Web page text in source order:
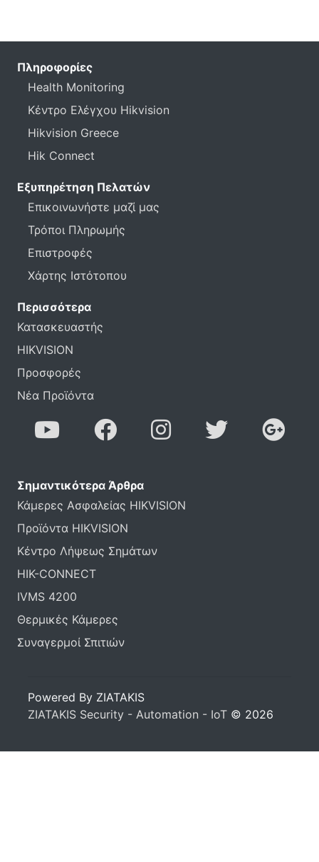
Πληροφορίες
Health Monitoring
Κέντρο Ελέγχου Hikvision
Hikvision Greece
Hik Connect
Εξυπηρέτηση Πελατών
Επικοινωνήστε μαζί μας
Τρόποι Πληρωμής
Επιστροφές
Χάρτης Ιστότοπου
Περισσότερα
Κατασκευαστής
HIKVISION
Προσφορές
Νέα Προϊόντα
Σημαντικότερα Άρθρα
Κάμερες Ασφαλείας HIKVISION
Προϊόντα HIKVISION
Κέντρο Λήψεως Σημάτων
HIK-CONNECT
IVMS 4200
Θερμικές Κάμερες
Συναγερμοί Σπιτιών
Powered By ZIATAKIS
ZIATAKIS Security - Automation - IoT © 2026